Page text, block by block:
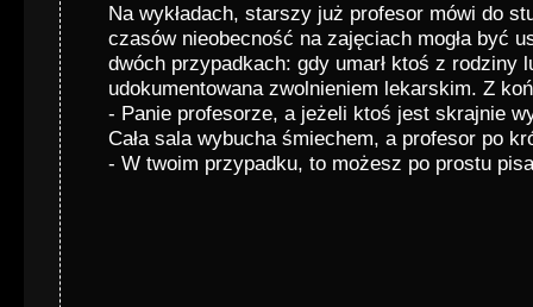
Na wykładach, starszy już profesor mówi do
czasów nieobecność na zajęciach mogła być
dwóch przypadkach: gdy umarł ktoś z rodziny
udokumentowana zwolnieniem lekarskim. Z
- Panie profesorze, a jeżeli ktoś jest skrajnie
Cała sala wybucha śmiechem, a profesor po
- W twoim przypadku, to możesz po prostu